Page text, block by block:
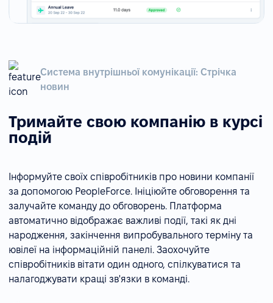
Система внутрішньої комунікації: Стрічка
новин
Тримайте свою компанію в курсі
подій
Інформуйте своїх співробітників про новини компанії
за допомогою PeopleForce. Ініціюйте обговорення та
залучайте команду до обговорень. Платформа
автоматично відображає важливі події, такі як дні
народження, закінчення випробувального терміну та
ювілеї на інформаційній панелі. Заохочуйте
співробітників вітати один одного, спілкуватися та
налагоджувати кращі зв'язки в команді.